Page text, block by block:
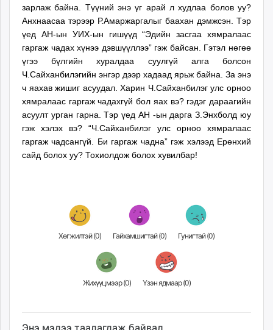
unread.today
зарлаж байна. Түүний энэ үг арай л худлаа болов уу?
Анхнаасаа тэрээр Р.Амаржаргалыг баахан дэмжсэн. Тэр
үед АН-ын УИХ-ын гишүүд “Эдийн засгаа хямралаас
гаргаж чадах хүнээ дэвшүүллээ” гэж байсан. Гэтэл нөгөө
үгээ бүлгийн хуралдаа суулгүй алга болсон
Ч.Сайханбилэгийн энгэр дээр хадаад ярьж байна. За энэ
ч яахав жишиг асуудал. Харин Ч.Сайханбилэг улс орноо
хямралаас гаргаж чадахгүй бол яах вэ? гэдэг дараагийн
асуулт урган гарна. Тэр үед АН -ын дарга З.Энхболд юу
гэж хэлэх вэ? “Ч.Сайханбилэг улс орноо хямралаас
гаргаж чадсангүй. Би гаргаж чадна” гэж хэлээд Ерөнхий
сайд болох уу? Тохиолдож болох хувилбар!
Хөгжилтэй (0) Гайхамшигтай (0) Гунигтай (0)
Жихүүцмээр (0) Үзэн ядмаар (0)
Энэ мэдээ таалагдаж байвал